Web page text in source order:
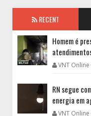
RECENT
Homem é
VNT Online
RN segue
energia em
VNT Online